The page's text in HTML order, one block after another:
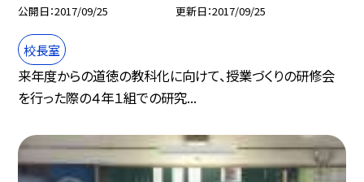
公開日 2017/09/25 更新日 2017/09/25
校長室
来年度からの道徳の教科化に向けて、授業づくりの研修会
を行った際の４年１組での研究...